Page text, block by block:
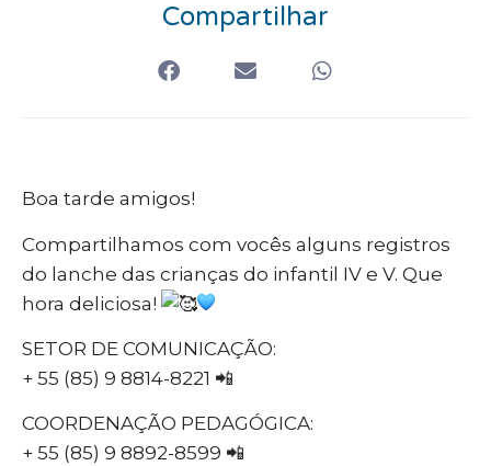
Compartilhar
Boa tarde amigos!
Compartilhamos com vocês alguns registros
do lanche das crianças do infantil IV e V. Que
hora deliciosa!
SETOR DE COMUNICAÇÃO:
+ 55 (85) 9 8814-8221 📲
COORDENAÇÃO PEDAGÓGICA:
+ 55 (85) 9 8892-8599 📲